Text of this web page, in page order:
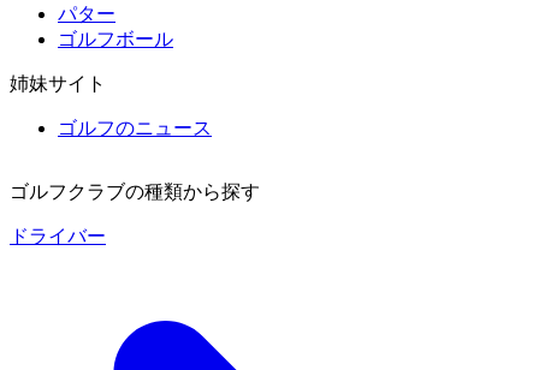
パター
ゴルフボール
姉妹サイト
ゴルフのニュース
ゴルフクラブの種類から探す
ドライバー